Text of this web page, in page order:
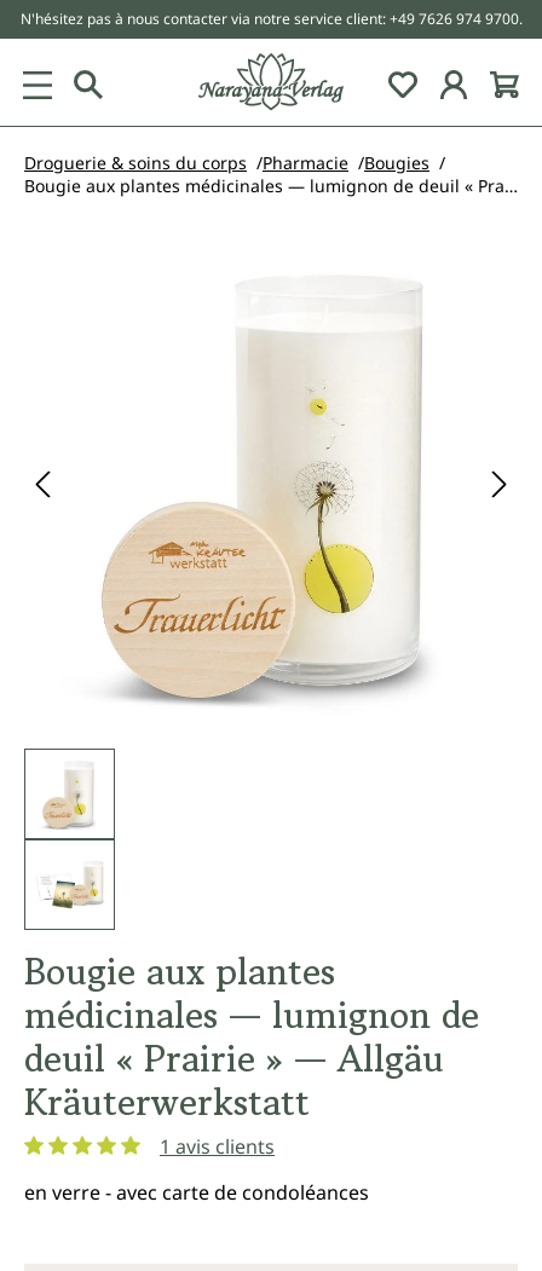
principal
N'hésitez pas à nous contacter via notre service client: +49 7626 974 9700.
Droguerie & soins du corps Pharmacie
Bougies
Bougie aux plantes médicinales — lumignon de deuil « Prairie » — Allgäu Kräuterwerkstatt
Bougie aux plantes
médicinales — lumignon de
deuil « Prairie » — Allgäu
Kräuterwerkstatt
1 avis clients
en verre - avec carte de condoléances